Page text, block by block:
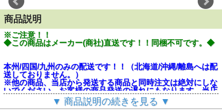
商品説明
※ご注意！！
◆この商品はメーカー(商社)直送です！！同梱不可です。◆
本州/四国/九州のみの配送です！！（北海道/沖縄/離島へは配
送しておりません。）
※他の商品、当店から発送する商品と同時注文は絶対にしな
いでください。お客様の商品発送の遅れにもなります。当店
から発送するものには別途送料がかかります。
▼ 商品説明の続きを見る ▼